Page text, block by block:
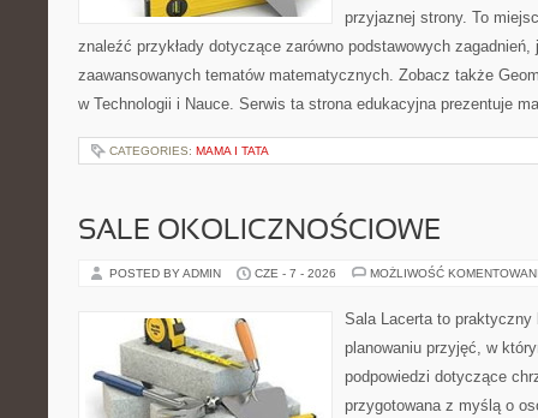
przyjaznej strony. To
znaleźć przykłady dotyczące zarówno podstawowych zagadnień,
zaawansowanych tematów matematycznych. Zobacz także
w Technologii i Nauce. Serwis ta strona edukacyjna prezentuje
CATEGORIES: MAMA I TATA
SALE OKOLICZNOŚCIOWE
POSTED BY ADMIN CZE - 7 - 2026 MOŻLIWOŚĆ
Sala Lacerta to praktyczny
planowaniu przyjęć, w
podpowiedzi dotyczące
przygotowana z myślą o